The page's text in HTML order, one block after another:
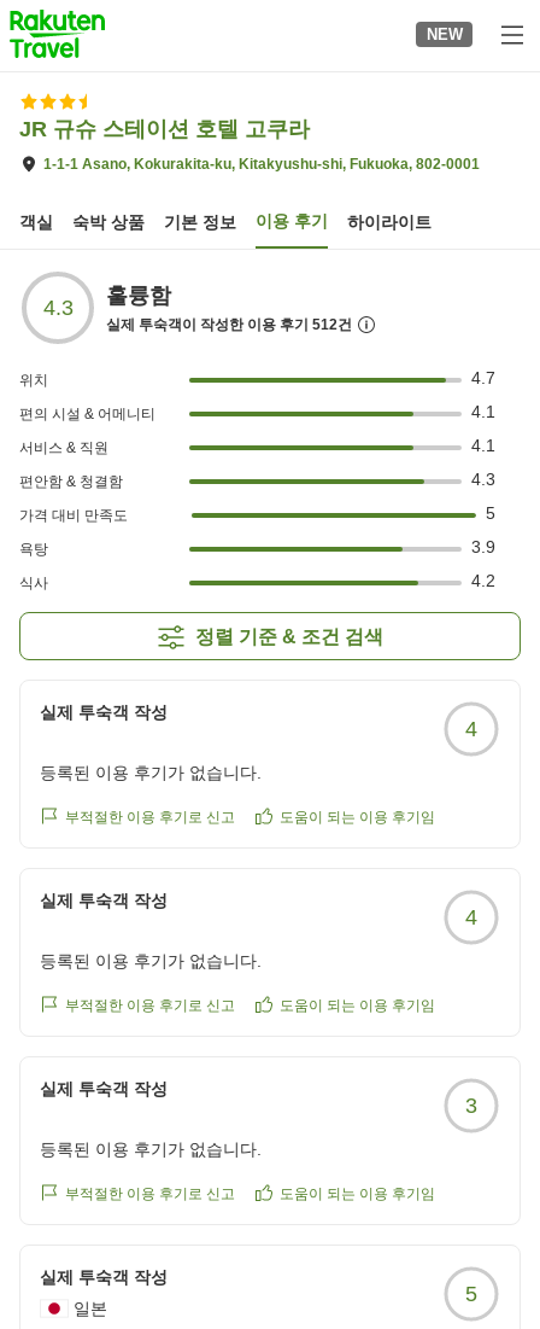
to
top
page
NEW
JR 규슈 스테이션 호텔 고쿠라
1-1-1 Asano, Kokurakita-ku, Kitakyushu-shi, Fukuoka, 802-0001
객실 숙박 상품 기본 정보 이용 후기 하이라이트
4.3 훌륭함
실제 투숙객이 작성한 이용 후기 512건
위치 4.7
편의 시설 & 어메니티 4.1
서비스 & 직원 4.1
편안함 & 청결함 4.3
가격 대비 만족도 5
욕탕 3.9
식사 4.2
정렬 기준 & 조건 검색
실제 투숙객 작성
4
등록된 이용 후기가 없습니다.
부적절한 이용 후기로 신고 도움이 되는 이용 후기임
실제 투숙객 작성
4
등록된 이용 후기가 없습니다.
부적절한 이용 후기로 신고 도움이 되는 이용 후기임
실제 투숙객 작성
3
등록된 이용 후기가 없습니다.
부적절한 이용 후기로 신고 도움이 되는 이용 후기임
실제 투숙객 작성
일본
5